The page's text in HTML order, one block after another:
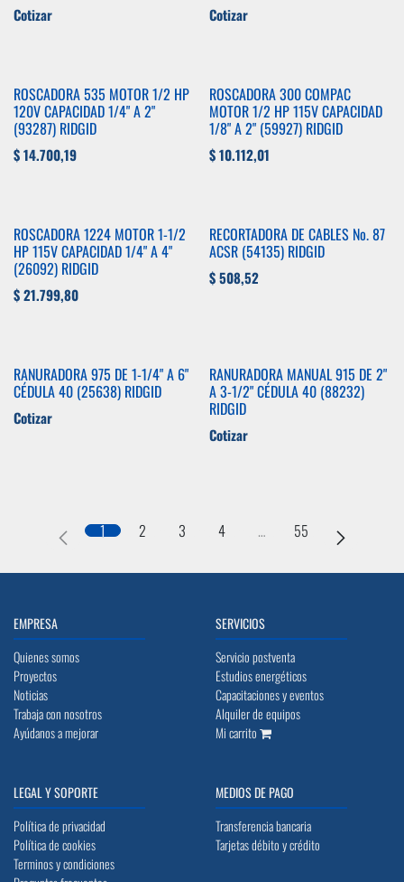
Cotizar Cotizar
ROSCADORA 535 MOTOR 1/2 HP
120V CAPACIDAD 1/4" A 2"
(93287) RIDGID
$14.700,19
ROSCADORA 300 COMPAC
MOTOR 1/2 HP 115V CAPACIDAD
1/8" A 2" (59927) RIDGID
$10.112,01
ROSCADORA 1224 MOTOR 1-1/2
HP 115V CAPACIDAD 1/4" A 4"
(26092) RIDGID
$21.799,80
RECORTADORA DE CABLES No. 87
ACSR (54135) RIDGID
$508,52
RANURADORA 975 DE 1-1/4" A 6"
CÉDULA 40 (25638) RIDGID
Cotizar
RANURADORA MANUAL 915 DE 2"
A 3-1/2" CÉDULA 40 (88232)
RIDGID
Cotizar
1 2 3 4 … 55
EMPRESA
Quienes somos
Proyectos
Noticias
Trabaja con nosotros
Ayúdanos a mejorar
SERVICIOS
Servicio postventa
Estudios energéticos
Capacitaciones y eventos
Alquiler de equipos
Mi carrito
LEGAL Y SOPORTE
Política de privacidad
Política de cookies
Terminos y condiciones
MEDIOS DE PAGO
Transferencia bancaria
Tarjetas débito y crédito